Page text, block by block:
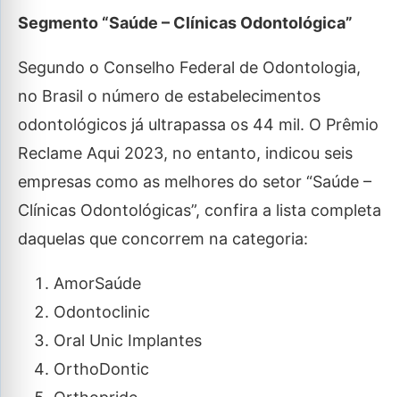
Segmento “Saúde – Clínicas Odontológica”
Segundo o Conselho Federal de Odontologia,
no Brasil o número de estabelecimentos
odontológicos já ultrapassa os 44 mil. O Prêmio
Reclame Aqui 2023, no entanto, indicou seis
empresas como as melhores do setor “Saúde –
Clínicas Odontológicas”, confira a lista completa
daquelas que concorrem na categoria:
AmorSaúde
Odontoclinic
Oral Unic Implantes
OrthoDontic